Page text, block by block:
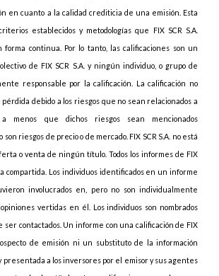
en cuanto a la calidad crediticia de una emisión. Esta
establecidos y metodologías que FIX SCR S.A.
forma continua. Por lo tanto, las calificaciones son un
de FIX SCR S.A. y ningún individuo, o grupo de
responsable por la calificación. La calificación no
debido a los riesgos que no sean relacionados a
menos que dichos riesgos sean mencionados
riesgos de precio o de mercado. FIX SCR S.A. no está
o venta de ningún título. Todos los informes de FIX
compartida. Los individuos identificados en un informe
involucrados en, pero no son individualmente
vertidas en él. Los individuos son nombrados
ser contactados. Un informe con una calificación de FIX
de emisión ni un substituto de la información
presentada a los inversores por el emisor y sus agentes